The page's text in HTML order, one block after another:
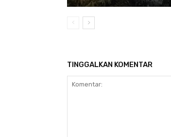
TINGGALKAN KOMENTAR